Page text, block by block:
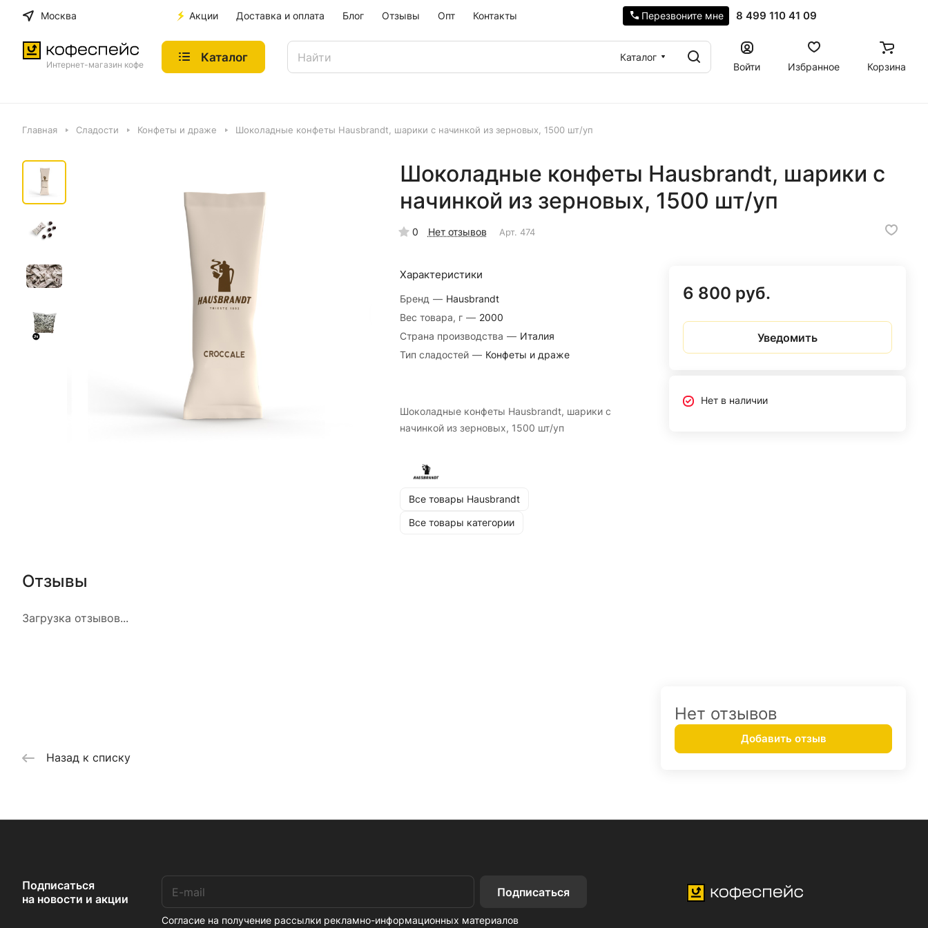
Москва Акции Доставка и оплата Блог Отзывы Опт Контакты 8 499 110 41 09
Перезвоните мне
Интернет-магазин кофе
Каталог
Каталог
Войти
Избранное Корзина
Главная Сладости Конфеты и драже Шоколадные конфеты Hausbrandt, шарики с начинкой из зерновых, 1500 шт/уп
Шоколадные конфеты Hausbrandt, шарики с
начинкой из зерновых, 1500 шт/уп
0 Нет отзывов Арт. 474
Характеристики
Бренд — Hausbrandt
Вес товара, г — 2000
Страна производства — Италия
Тип сладостей — Конфеты и драже
Шоколадные конфеты Hausbrandt, шарики с
начинкой из зерновых, 1500 шт/уп
Все товары Hausbrandt
Все товары категории
6 800 руб.
Уведомить
Нет в наличии
Отзывы
Загрузка отзывов...
Нет отзывов
Добавить отзыв
Назад к списку
Подписаться
на новости и акции
Подписаться
Согласие на получение рассылки рекламно-информационных материалов